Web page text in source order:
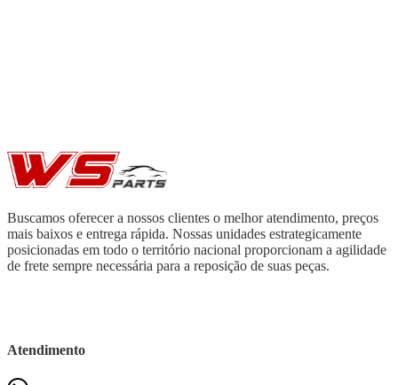
Buscamos oferecer a nossos clientes o melhor atendimento, preços
mais baixos e entrega rápida. Nossas unidades estrategicamente
posicionadas em todo o território nacional proporcionam a agilidade
de frete sempre necessária para a reposição de suas peças.
Atendimento